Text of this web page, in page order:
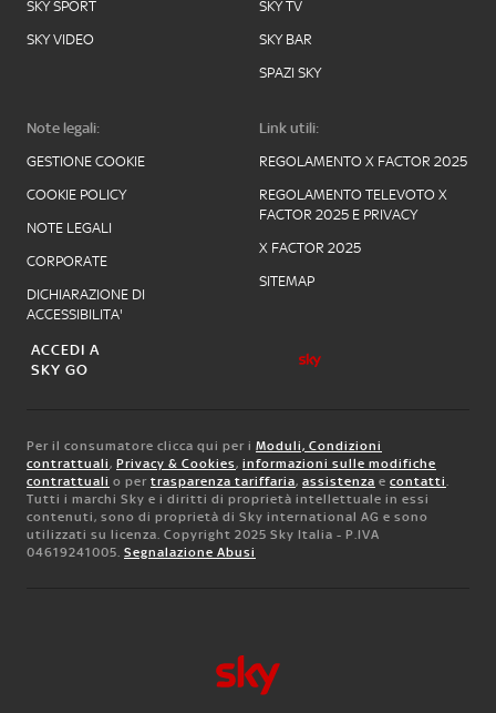
SKY SPORT
SKY VIDEO
SKY TV
SKY BAR
SPAZI SKY
Note legali:
GESTIONE COOKIE
COOKIE POLICY
NOTE LEGALI
CORPORATE
DICHIARAZIONE DI
ACCESSIBILITA'
Link utili:
REGOLAMENTO X FACTOR 2025
REGOLAMENTO TELEVOTO X
FACTOR 2025 E PRIVACY
X FACTOR 2025
SITEMAP
ACCEDI A
SKY GO
Per il consumatore clicca qui per i Moduli, Condizioni
contrattuali, Privacy & Cookies, informazioni sulle modifiche
contrattuali o per trasparenza tariffaria, assistenza e contatti.
Tutti i marchi Sky e i diritti di proprietà intellettuale in essi
contenuti, sono di proprietà di Sky international AG e sono
utilizzati su licenza. Copyright 2025 Sky Italia - P.IVA
04619241005. Segnalazione Abusi